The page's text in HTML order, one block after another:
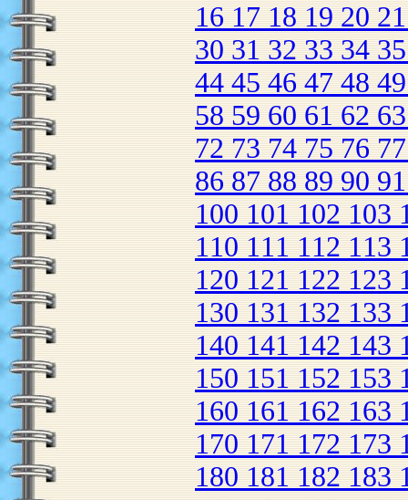
16 17 18 19 20
30 31 32 33 34
44 45 46 47 48
58 59 60 61 62
72 73 74 75 76
86 87 88 89 90
100 101 102 103
110 111 112 113
120 121 122 123
130 131 132 133
140 141 142 143
150 151 152 153
160 161 162 163
170 171 172 173
180 181 182 183